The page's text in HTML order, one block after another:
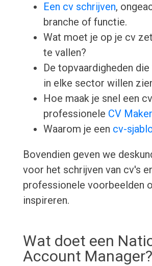
Een cv schrijven,
branche of functie.
Wat moet je op je cv
te vallen?
De topvaardigheden
in elke sector willen
Hoe maak je snel een
professionele CV Maker
Waarom je een cv-
Bovendien geven we
voor het schrijven van cv's
professionele voorbeelden
inspireren.
Wat doet een
Account Manager?